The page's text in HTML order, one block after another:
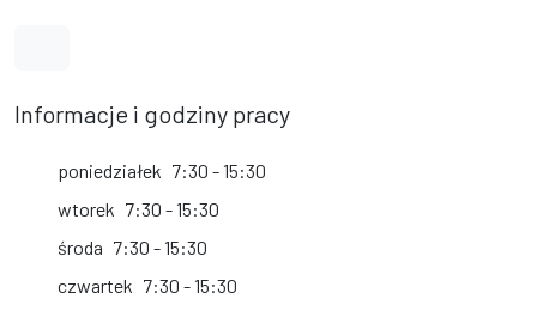
Informacje i godziny pracy
poniedziałek 7:30 - 15:30
wtorek 7:30 - 15:30
środa 7:30 - 15:30
czwartek 7:30 - 15:30